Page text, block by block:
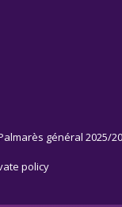
général 2025/
policy